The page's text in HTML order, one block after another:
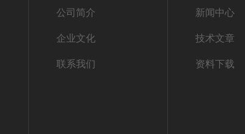
公司简介
企业文化
联系我们
新闻中心
技术文章
资料下载